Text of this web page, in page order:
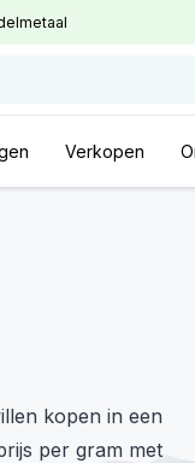
Verkopen
kopen in een
per gram met